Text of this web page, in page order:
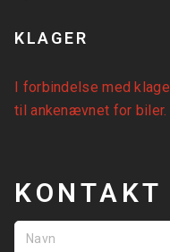
KLAGER
I forbindelse med
tilankenævnet for biler.
KONTAKT